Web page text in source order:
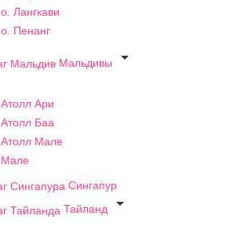
о. Лангкави
о. Пенанг
Мальдивы

Атолл Ари
Атолл Баа
Атолл Мале
Мале
Сингапур
Тайланд
